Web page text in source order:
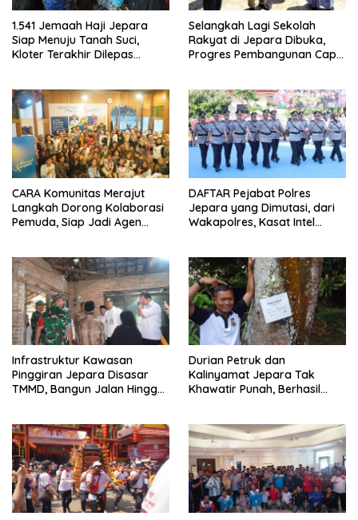
1.541 Jemaah Haji Jepara
Siap Menuju Tanah Suci,
Kloter Terakhir Dilepas
Selangkah Lagi Sekolah
Rakyat di Jepara Dibuka,
Progres Pembangunan Capai
CARA Komunitas Merajut
Langkah Dorong Kolaborasi
Pemuda, Siap Jadi Agen
DAFTAR Pejabat Polres
Jepara yang Dimutasi, dari
Wakapolres, Kasat Intel
Infrastruktur Kawasan
Pinggiran Jepara Disasar
TMMD, Bangun Jalan Hingga
Durian Petruk dan
Kalinyamat Jepara Tak
Khawatir Punah, Berhasil